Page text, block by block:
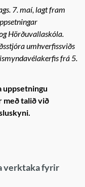
7. maí, lagt fram
Hörðuvallaskóla.
umhverfissviðs
frá 5.
uppsetningu
með talið við
verktaka fyrir